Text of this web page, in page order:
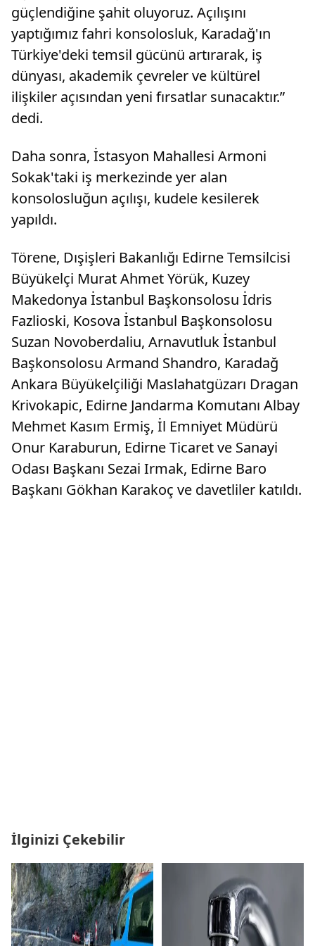
güçlendiğine şahit oluyoruz. Açılışını
yaptığımız fahri konsolosluk, Karadağ'ın
Türkiye'deki temsil gücünü artırarak, iş
dünyası, akademik çevreler ve kültürel
ilişkiler açısından yeni fırsatlar sunacaktır.”
dedi.
Daha sonra, İstasyon Mahallesi Armoni
Sokak'taki iş merkezinde yer alan
konsolosluğun açılışı, kudele kesilerek
yapıldı.
Törene, Dışişleri Bakanlığı Edirne Temsilcisi
Büyükelçi Murat Ahmet Yörük, Kuzey
Makedonya İstanbul Başkonsolosu İdris
Fazlioski, Kosova İstanbul Başkonsolosu
Suzan Novoberdaliu, Arnavutluk İstanbul
Başkonsolosu Armand Shandro, Karadağ
Ankara Büyükelçiliği Maslahatgüzarı Dragan
Krivokapic, Edirne Jandarma Komutanı Albay
Mehmet Kasım Ermiş, İl Emniyet Müdürü
Onur Karaburun, Edirne Ticaret ve Sanayi
Odası Başkanı Sezai Irmak, Edirne Baro
Başkanı Gökhan Karakoç ve davetliler katıldı.
İlginizi Çekebilir